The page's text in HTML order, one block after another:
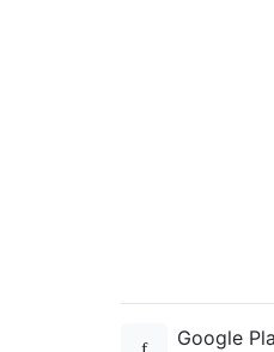
Google